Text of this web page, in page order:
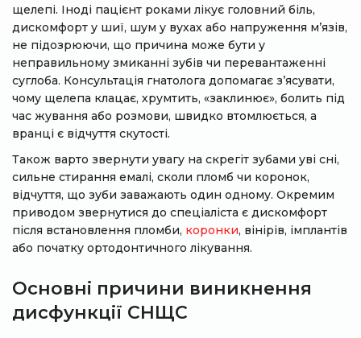
щелепі. Іноді пацієнт роками лікує головний біль,
дискомфорт у шиї, шум у вухах або напруження м’язів,
не підозрюючи, що причина може бути у
неправильному змиканні зубів чи перевантаженні
суглоба. Консультація гнатолога допомагає з’ясувати,
чому щелепа клацає, хрумтить, «заклинює», болить під
час жування або розмови, швидко втомлюється, а
вранці є відчуття скутості.
Також варто звернути увагу на скрегіт зубами уві сні,
сильне стирання емалі, сколи пломб чи коронок,
відчуття, що зуби заважають один одному. Окремим
приводом звернутися до спеціаліста є дискомфорт
після встановлення пломби, коронки, вінірів, імплантів
або початку ортодонтичного лікування.
Основні причини виникнення
дисфункції СНЩС